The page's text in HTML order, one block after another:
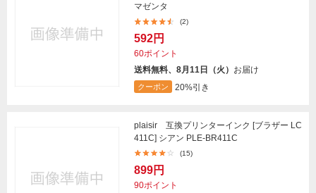
マゼンタ
(2)
592円
60ポイント
送料無料、8月11日（火） お届け
クーポン 20%引き
plaisir 互換プリンターインク [ブラザー LC
411C] シアン PLE-BR411C
(15)
899円
90ポイント